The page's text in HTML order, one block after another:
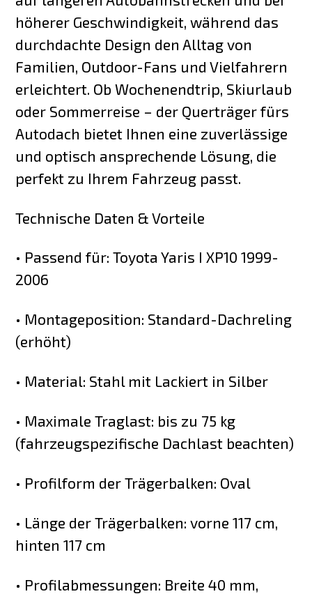
höherer Geschwindigkeit, während das
durchdachte Design den Alltag von
Familien, Outdoor-Fans und Vielfahrern
erleichtert. Ob Wochenendtrip, Skiurlaub
oder Sommerreise – der Querträger fürs
Autodach bietet Ihnen eine zuverlässige
und optisch ansprechende Lösung, die
perfekt zu Ihrem Fahrzeug passt.
Technische Daten & Vorteile
• Passend für: Toyota Yaris I XP10 1999-
2006
• Montageposition: Standard-Dachreling
(erhöht)
• Material: Stahl mit Lackiert in Silber
• Maximale Traglast: bis zu 75 kg
(fahrzeugspezifische Dachlast beachten)
• Profilform der Trägerbalken: Oval
• Länge der Trägerbalken: vorne 117 cm,
hinten 117 cm
• Profilabmessungen: Breite 40 mm,